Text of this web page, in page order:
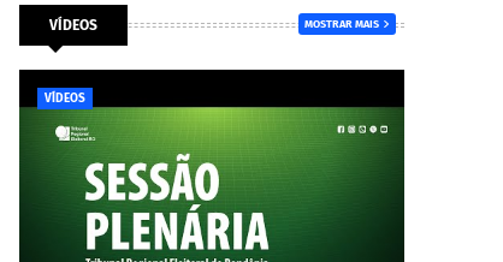
VÍDEOS MOSTRAR MAIS
VÍDEOS